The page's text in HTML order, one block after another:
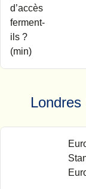
d’accès
ferment-
ils ?
(min)